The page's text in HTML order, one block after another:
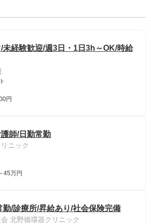
未経験歓迎/週3日・1日3h～OK/時給
円
師/日勤常勤
ニック
45万円
勤/診療所/昇給あり/社会保険完備
北野循環器クリニック